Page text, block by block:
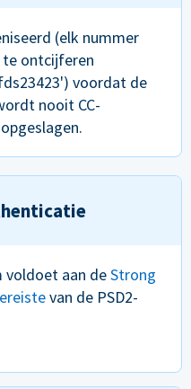
(elk nummer
ontcijferen
voordat de
nooit CC-
voldoet aan deStrong
van de PSD2-